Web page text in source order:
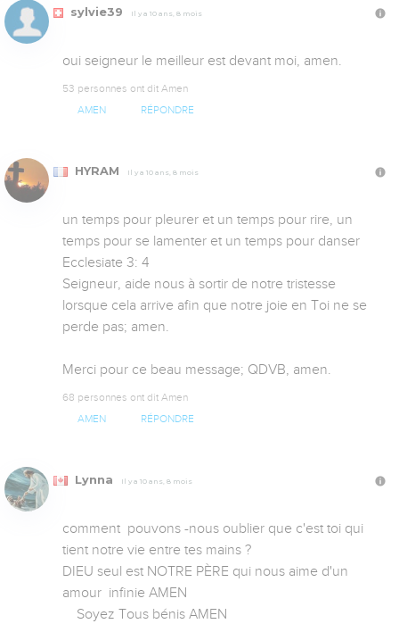
sylvie39 Il y a 10 ans, 8 mois
oui seigneur le meilleur est devant moi, amen.
53 personnes ont dit Amen
AMEN RÉPONDRE
HYRAM Il y a 10 ans, 8 mois
un temps pour pleurer et un temps pour rire, un
temps pour se lamenter et un temps pour danser
Ecclesiate 3: 4
Seigneur, aide nous à sortir de notre tristesse
lorsque cela arrive afin que notre joie en Toi ne se
perde pas; amen.
Merci pour ce beau message; QDVB, amen.
68 personnes ont dit Amen
AMEN RÉPONDRE
Lynna Il y a 10 ans, 8 mois
comment  pouvons -nous oublier que c'est toi qui
tient notre vie entre tes mains ?
DIEU seul est NOTRE PÈRE qui nous aime d'un
amour  infinie AMEN
    Soyez Tous bénis AMEN